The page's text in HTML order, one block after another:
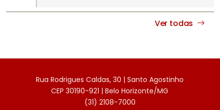
Ver todas
Rua Rodrigues Caldas, 30 | Santo Agostinho
CEP 30190-921 | Belo Horizonte/MG
(31) 2108-7000